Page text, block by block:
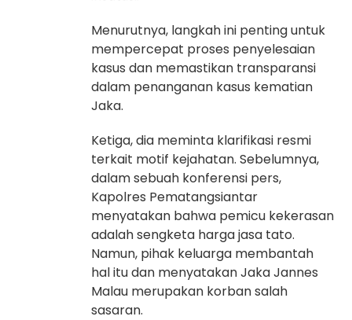
Menurutnya, langkah ini penting untuk
mempercepat proses penyelesaian
kasus dan memastikan transparansi
dalam penanganan kasus kematian
Jaka.
Ketiga, dia meminta klarifikasi resmi
terkait motif kejahatan. Sebelumnya,
dalam sebuah konferensi pers,
Kapolres Pematangsiantar
menyatakan bahwa pemicu kekerasan
adalah sengketa harga jasa tato.
Namun, pihak keluarga membantah
hal itu dan menyatakan Jaka Jannes
Malau merupakan korban salah
sasaran.